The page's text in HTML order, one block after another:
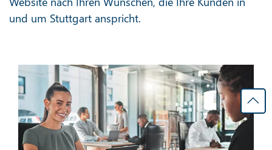
und um Stuttgart anspricht.